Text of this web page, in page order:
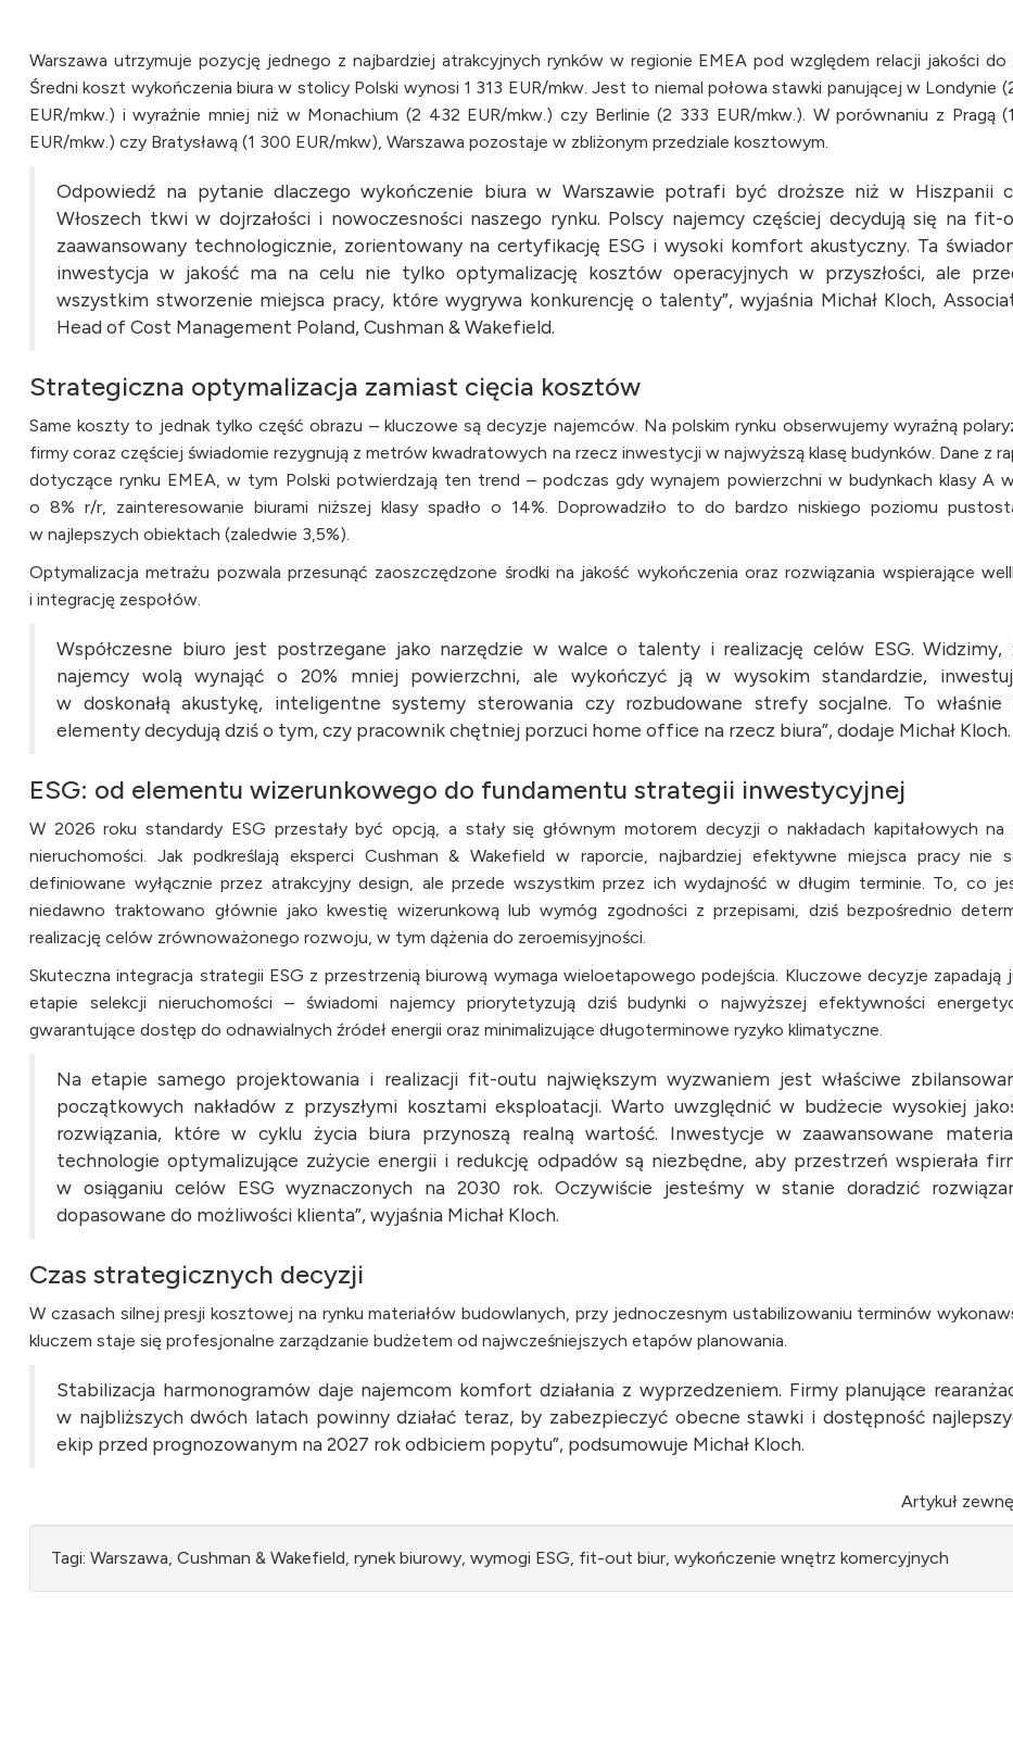
Warszawa utrzymuje pozycję jednego z najbardziej atrakcyjnych rynków w regionie EMEA pod względem relacji jakości do
Średni koszt wykończenia biura w stolicy Polski wynosi 1 313 EUR/mkw. Jest to niemal połowa stawki panującej w Londynie
EUR/mkw.) i wyraźnie mniej niż w Monachium (2 432 EUR/mkw.) czy Berlinie (2 333 EUR/mkw.). W porównaniu z Pragą
EUR/mkw.) czy Bratysławą (1 300 EUR/mkw), Warszawa pozostaje w zbliżonym przedziale kosztowym.
Odpowiedź na pytanie dlaczego wykończenie biura w Warszawie potrafi być droższe niż w Hiszpanii
Włoszech tkwi w dojrzałości i nowoczesności naszego rynku. Polscy najemcy częściej decydują się na fit-
zaawansowany technologicznie, zorientowany na certyfikację ESG i wysoki komfort akustyczny. Ta
inwestycja w jakość ma na celu nie tylko optymalizację kosztów operacyjnych w przyszłości, ale
wszystkim stworzenie miejsca pracy, które wygrywa konkurencję o talenty”, wyjaśnia Michał Kloch,
Head of Cost Management Poland, Cushman & Wakefield.
Strategiczna optymalizacja zamiast cięcia kosztów
Same koszty to jednak tylko część obrazu – kluczowe są decyzje najemców. Na polskim rynku obserwujemy wyraźną
firmy coraz częściej świadomie rezygnują z metrów kwadratowych na rzecz inwestycji w najwyższą klasę budynków. Dane z
dotyczące rynku EMEA, w tym Polski potwierdzają ten trend – podczas gdy wynajem powierzchni w budynkach klasy A
o 8% r/r, zainteresowanie biurami niższej klasy spadło o 14%. Doprowadziło to do bardzo niskiego poziomu
w najlepszych obiektach (zaledwie 3,5%).
Optymalizacja metrażu pozwala przesunąć zaoszczędzone środki na jakość wykończenia oraz rozwiązania wspierające
i integrację zespołów.
Współczesne biuro jest postrzegane jako narzędzie w walce o talenty i realizację celów ESG. Widzimy,
najemcy wolą wynająć o 20% mniej powierzchni, ale wykończyć ją w wysokim standardzie,
w doskonałą akustykę, inteligentne systemy sterowania czy rozbudowane strefy socjalne. To właśnie
elementy decydują dziś o tym, czy pracownik chętniej porzuci home office na rzecz biura”, dodaje Michał Kloch.
ESG: od elementu wizerunkowego do fundamentu strategii inwestycyjnej
W 2026 roku standardy ESG przestały być opcją, a stały się głównym motorem decyzji o nakładach kapitałowych na
nieruchomości. Jak podkreślają eksperci Cushman & Wakefield w raporcie, najbardziej efektywne miejsca pracy nie
definiowane wyłącznie przez atrakcyjny design, ale przede wszystkim przez ich wydajność w długim terminie. To, co
niedawno traktowano głównie jako kwestię wizerunkową lub wymóg zgodności z przepisami, dziś bezpośrednio
realizację celów zrównoważonego rozwoju, w tym dążenia do zeroemisyjności.
Skuteczna integracja strategii ESG z przestrzenią biurową wymaga wieloetapowego podejścia. Kluczowe decyzje zapadają
etapie selekcji nieruchomości – świadomi najemcy priorytetyzują dziś budynki o najwyższej efektywności
gwarantujące dostęp do odnawialnych źródeł energii oraz minimalizujące długoterminowe ryzyko klimatyczne.
Na etapie samego projektowania i realizacji fit-outu największym wyzwaniem jest właściwe
początkowych nakładów z przyszłymi kosztami eksploatacji. Warto uwzględnić w budżecie wysokiej
rozwiązania, które w cyklu życia biura przynoszą realną wartość. Inwestycje w zaawansowane
technologie optymalizujące zużycie energii i redukcję odpadów są niezbędne, aby przestrzeń wspierała
w osiąganiu celów ESG wyznaczonych na 2030 rok. Oczywiście jesteśmy w stanie doradzić
dopasowane do możliwości klienta”, wyjaśnia Michał Kloch.
Czas strategicznych decyzji
W czasach silnej presji kosztowej na rynku materiałów budowlanych, przy jednoczesnym ustabilizowaniu terminów
kluczem staje się profesjonalne zarządzanie budżetem od najwcześniejszych etapów planowania.
Stabilizacja harmonogramów daje najemcom komfort działania z wyprzedzeniem. Firmy planujące
w najbliższych dwóch latach powinny działać teraz, by zabezpieczyć obecne stawki i dostępność
ekip przed prognozowanym na 2027 rok odbiciem popytu”, podsumowuje Michał Kloch.
Artykuł
Tagi: Warszawa, Cushman & Wakefield, rynek biurowy, wymogi ESG, fit-out biur, wykończenie wnętrz komercyjnych